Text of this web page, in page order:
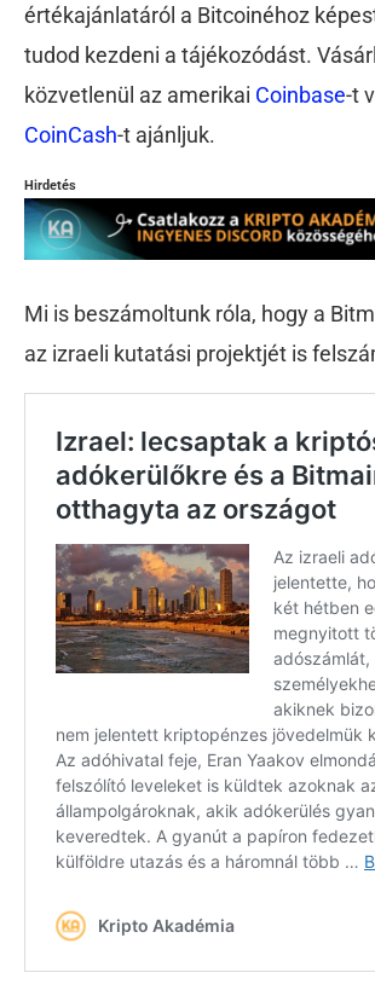
értékajánlatáról a Bitcoinéhoz
tudod kezdeni a tájékozódást.
közvetlenül az amerikai Coinbase-t
CoinCash-t ajánljuk.
Hirdetés
Mi is beszámoltunk róla, hogy a
az izraeli kutatási projektjét is